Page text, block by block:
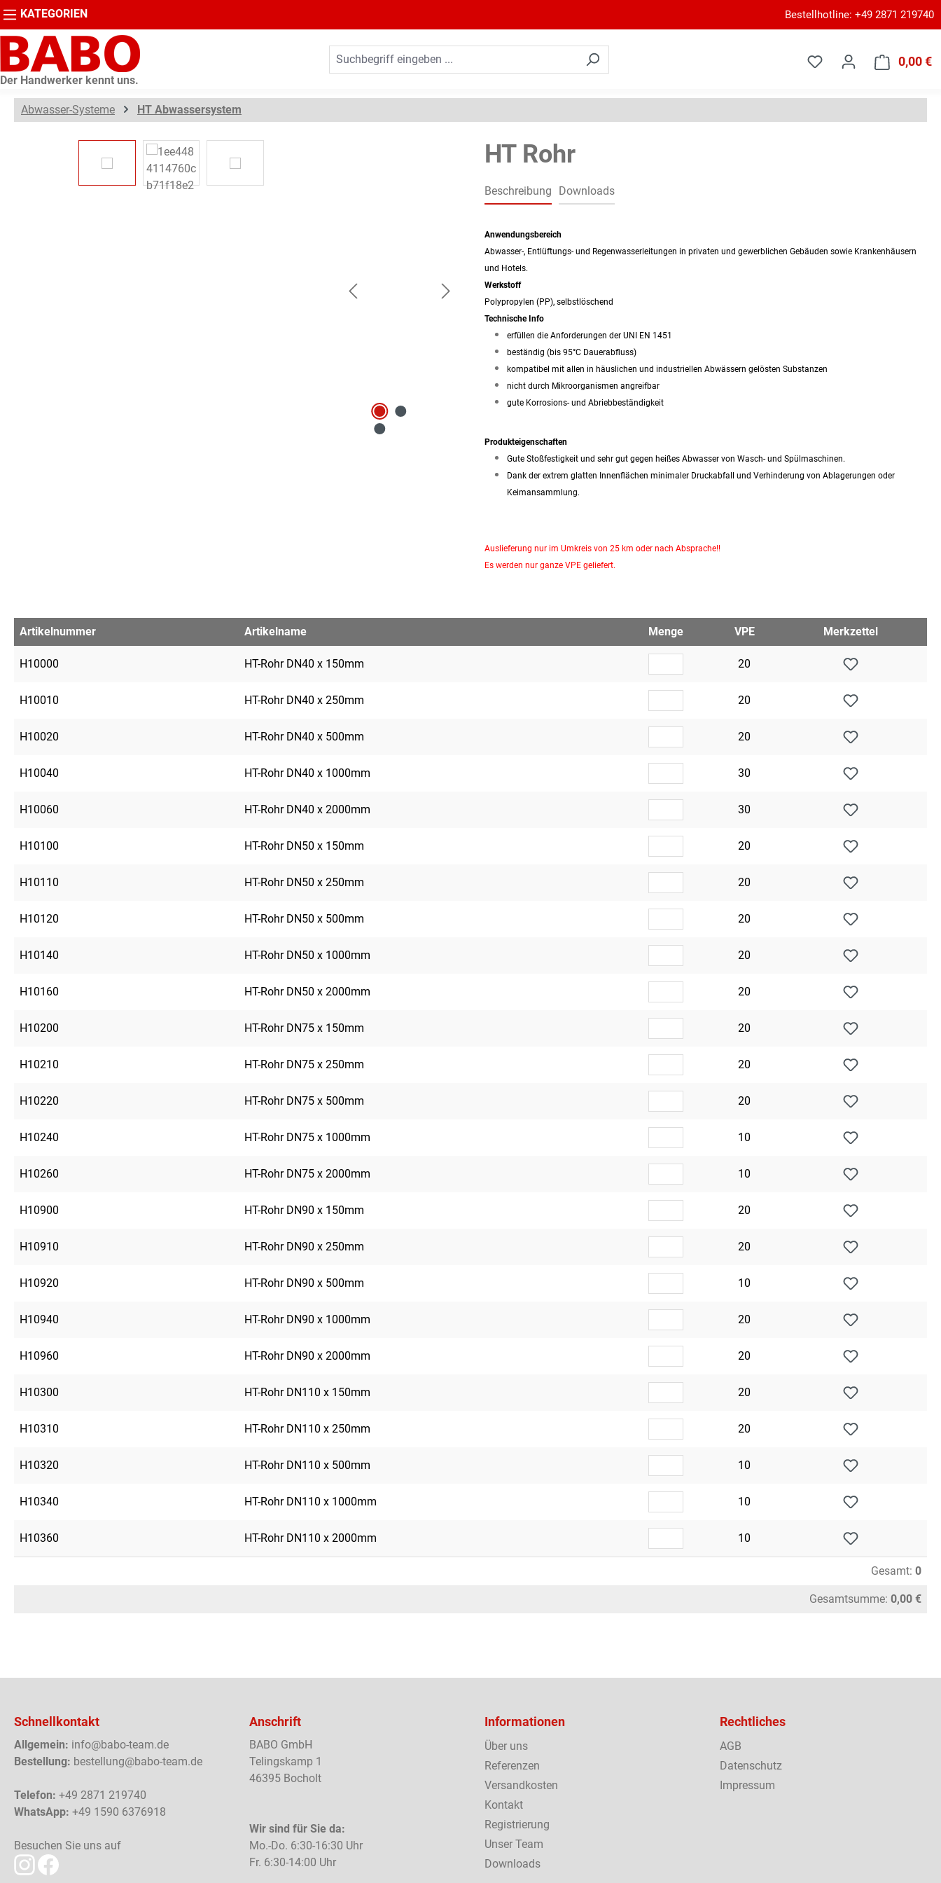
Zur Hauptnavigation springen Bestellhotline: +49 2871 219740
Der Handwerker kennt uns.
0,00 €
KATEGORIEN
Abwasser-Systeme HT Abwassersystem
HT Rohr
Beschreibung Downloads
Anwendungsbereich
Abwasser-, Entlüftungs- und Regenwasserleitungen in privaten und gewerblichen Gebäuden sowie Krankenhäusern
und Hotels.
Werkstoff
Polypropylen (PP), selbstlöschend
Technische Info
erfüllen die Anforderungen der UNI EN 1451
beständig (bis 95°C Dauerabfluss)
kompatibel mit allen in häuslichen und industriellen Abwässern gelösten Substanzen
nicht durch Mikroorganismen angreifbar
gute Korrosions- und Abriebbeständigkeit
Produkteigenschaften
Gute Stoßfestigkeit und sehr gut gegen heißes Abwasser von Wasch- und Spülmaschinen.
Dank der extrem glatten Innenflächen minimaler Druckabfall und Verhinderung von Ablagerungen oder
Keimansammlung.
Auslieferung nur im Umkreis von 25 km oder nach Absprache!!
Es werden nur ganze VPE geliefert.
Artikelnummer Artikelname Menge VPE Merkzettel
H10000 HT-Rohr DN40 x 150mm 20
H10010 HT-Rohr DN40 x 250mm 20
H10020 HT-Rohr DN40 x 500mm 20
H10040 HT-Rohr DN40 x 1000mm 30
H10060 HT-Rohr DN40 x 2000mm 30
H10100 HT-Rohr DN50 x 150mm 20
H10110 HT-Rohr DN50 x 250mm 20
H10120 HT-Rohr DN50 x 500mm 20
H10140 HT-Rohr DN50 x 1000mm 20
H10160 HT-Rohr DN50 x 2000mm 20
H10200 HT-Rohr DN75 x 150mm 20
H10210 HT-Rohr DN75 x 250mm 20
H10220 HT-Rohr DN75 x 500mm 20
H10240 HT-Rohr DN75 x 1000mm 10
H10260 HT-Rohr DN75 x 2000mm 10
H10900 HT-Rohr DN90 x 150mm 20
H10910 HT-Rohr DN90 x 250mm 20
H10920 HT-Rohr DN90 x 500mm 10
H10940 HT-Rohr DN90 x 1000mm 20
H10960 HT-Rohr DN90 x 2000mm 20
H10300 HT-Rohr DN110 x 150mm 20
H10310 HT-Rohr DN110 x 250mm 20
H10320 HT-Rohr DN110 x 500mm 10
H10340 HT-Rohr DN110 x 1000mm 10
H10360 HT-Rohr DN110 x 2000mm 10
Gesamt: 0
Gesamtsumme: 0,00 €
Schnellkontakt
Allgemein: info@babo-team.de
Bestellung: bestellung@babo-team.de
Telefon: +49 2871 219740
WhatsApp: +49 1590 6376918
Besuchen Sie uns auf
Anschrift
BABO GmbH
Telingskamp 1
46395 Bocholt
Wir sind für Sie da:
Mo.-Do. 6:30-16:30 Uhr
Fr. 6:30-14:00 Uhr
Informationen
Über uns
Referenzen
Versandkosten
Kontakt
Registrierung
Unser Team
Downloads
Rechtliches
AGB
Datenschutz
Impressum